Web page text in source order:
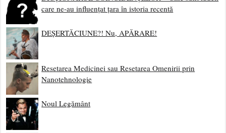
care ne-au influențat țara în istoria recentă
DEȘERTĂCIUNE?! Nu, APĂRARE!
Resetarea Medicinei sau Resetarea Omenirii prin
Nanotehnologie
Noul Legământ